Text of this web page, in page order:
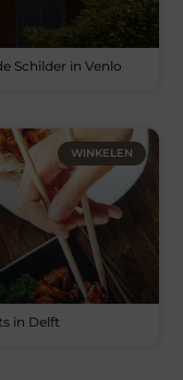
Schilder in Venlo
WINKELEN
in Delft